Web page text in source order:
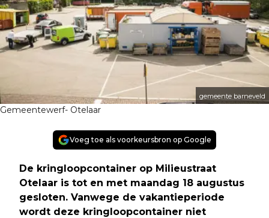
gemeente barneveld
Gemeentewerf- Otelaar
Voeg toe als voorkeursbron op Google
De kringloopcontainer op Milieustraat
Otelaar is tot en met maandag 18 augustus
gesloten. Vanwege de vakantieperiode
wordt deze kringloopcontainer niet